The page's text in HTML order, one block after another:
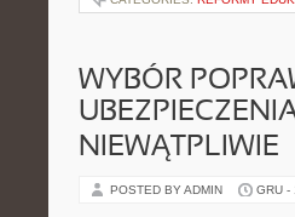
WYBÓR
NIEWĄTPLIWIE
POSTED BY ADMIN GRU -